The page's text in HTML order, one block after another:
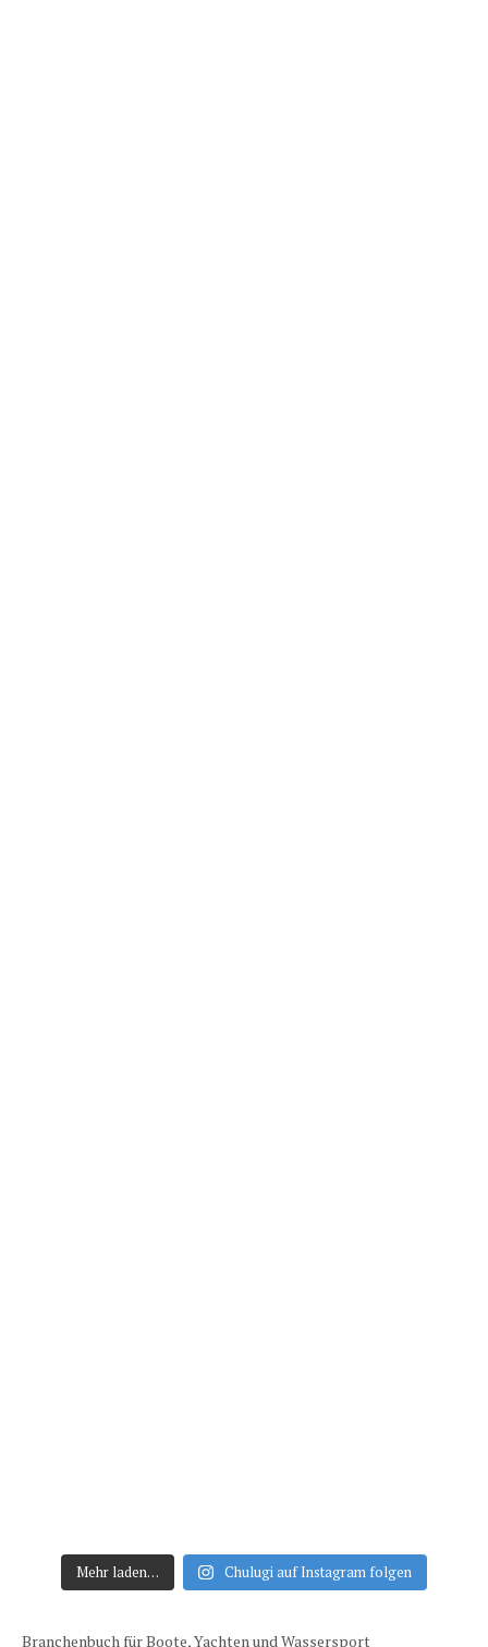
Mehr laden… Chulugi auf Instagram folgen
Branchenbuch für Boote, Yachten und Wassersport